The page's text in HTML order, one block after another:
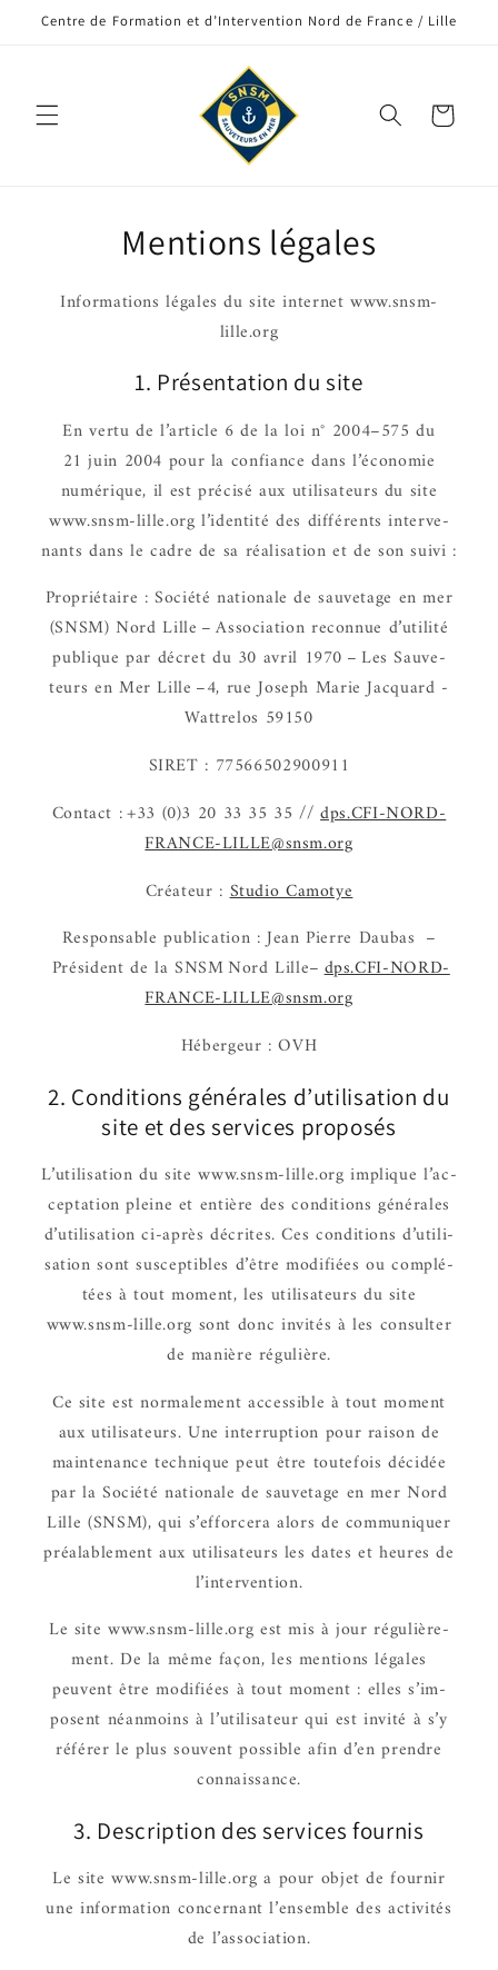
passer
Centre de Formation et d’Intervention Nord de France / Lille
Panier
Mentions légales
Infor­ma­tions légales du site inter­net www.snsm-
lille.org
1. Présen­ta­tion du site
En vertu de l’ar­ticle 6 de la loi n° 2004–575 du
21 juin 2004 pour la confiance dans l’éco­no­mie
numé­rique, il est précisé aux utili­sa­teurs du site
www.snsm-lille.org l’iden­tité des diffé­rents inter­ve­
nants dans le cadre de sa réali­sa­tion et de son suivi :
Proprié­taire : Société natio­nale de sauve­tage en mer
(SNSM) Nord Lille – Asso­cia­tion recon­nue d’uti­lité
publique par décret du 30 avril 1970 – Les Sauve­
teurs en Mer Lille –4, rue Joseph Marie Jacquard -
Wattrelos 59150
SIRET : 77566502900911
Contact : +33 (0)3 20 33 35 35 //dps.CFI-NORD-
FRANCE-LILLE@snsm.org
Créa­teur :Studio Camotye
Respon­sable publi­ca­tion : Jean Pierre Daubas –
Président de la SNSM Nord Lille–dps.CFI-NORD-
FRANCE-LILLE@snsm.org
Héber­geur : OVH
2. Condi­tions géné­rales d’uti­li­sa­tion du
site et des services propo­sés
L’uti­li­sa­tion du site www.snsm-lille.org implique l’ac­
cep­ta­tion pleine et entière des condi­tions géné­rales
d’uti­li­sa­tion ci-après décrites. Ces condi­tions d’uti­li­
sa­tion sont suscep­tibles d’être modi­fiées ou complé­
tées à tout moment, les utili­sa­teurs du site
www.snsm-lille.org sont donc invi­tés à les consul­ter
de manière régu­lière.
Ce site est norma­le­ment acces­sible à tout moment
aux utili­sa­teurs. Une inter­rup­tion pour raison de
main­te­nance tech­nique peut être toute­fois déci­dée
par la Société natio­nale de sauve­tage en mer Nord
Lille (SNSM), qui s’ef­for­cera alors de commu­niquer
préa­la­ble­ment aux utili­sa­teurs les dates et heures de
l’in­ter­ven­tion.
Le site www.snsm-lille.org est mis à jour régu­liè­re­
ment. De la même façon, les mentions légales
peuvent être modi­fiées à tout moment : elles s’im­
posent néan­moins à l’uti­li­sa­teur qui est invité à s’y
réfé­rer le plus souvent possible afin d’en prendre
connais­sance.
3. Descrip­tion des services four­nis
Le site www.snsm-lille.org a pour objet de four­nir
une infor­ma­tion concer­nant l’en­semble des acti­vi­tés
de l’as­so­cia­tion.